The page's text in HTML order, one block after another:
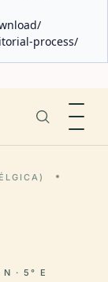
process/
N · 5° E